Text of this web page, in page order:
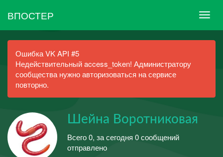
ВПОСТЕР
Ошибка VK API #5
Недействительный access_token! Администратору
сообщества нужно авторизоваться на сервисе
повторно.
Шейна Воротниковая
Всего 0, за сегодня 0 сообщений
отправлено